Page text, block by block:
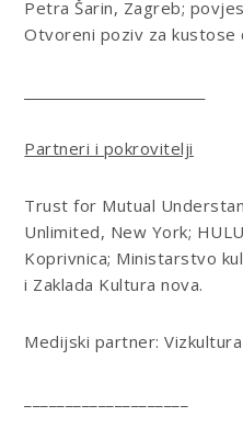
Petra Šarin, Zagreb;
Otvoreni poziv za kustose
Partneri i pokrovitelji
Trust for Mutual
Unlimited, New York;
Koprivnica; Ministarstvo
i Zaklada Kultura nova.
Medijski partner: Vizkultura